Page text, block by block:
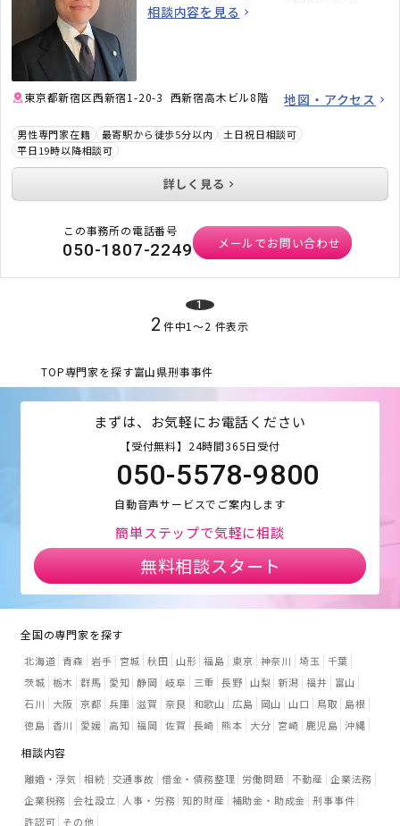
相談内容を見る
東京都新宿区西新宿1-20-3 西新宿高木ビル8階 地図・アクセス
男性専門家在籍 最寄駅から徒歩5分以内
土日祝日相談可
平日19時以降相談可
詳しく見る
この事務所の電話番号
050-1807-2249 メールでお問い合わせ
1
2 件中1〜2 件表示
TOP専門家を探す富山県刑事事件
まずは、お気軽にお電話ください
【受付無料】24時間365日受付
050-5578-9800
自動音声サービスでご案内します
簡単ステップで気軽に相談
無料相談スタート
全国の専門家を探す
北海道 青森 岩手 宮城 秋田 山形 福島 東京 神奈川 埼玉
千葉
茨城 栃木 群馬 愛知 静岡 岐阜 三重 長野 山梨 新潟 福井
富山
石川
大阪 京都 兵庫 滋賀 奈良 和歌山 広島 岡山 山口 鳥取
島根
徳島 香川 愛媛 高知 福岡 佐賀 長崎 熊本 大分 宮崎 鹿児島 沖縄
相談内容
離婚・浮気 相続 交通事故 借金・債務整理 労働問題 不動産 企業法務
企業税務 会社設立 人事・労務 知的財産 補助金・助成金 刑事事件
許認可 その他